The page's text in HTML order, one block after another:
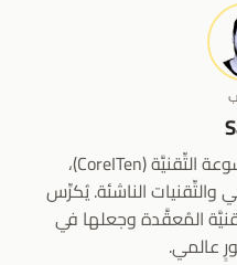
مُؤسِّس ورئيس تحرير الموسوعة التِّقنيَّة (CoreITen)،
الناشئة. يُكرِّس
المُعقَّدة وجعلها في
عالمي.